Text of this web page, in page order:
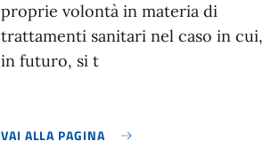
proprie volontà in materia di
trattamenti sanitari nel caso in cui,
in futuro, si t
VAI ALLA PAGINA